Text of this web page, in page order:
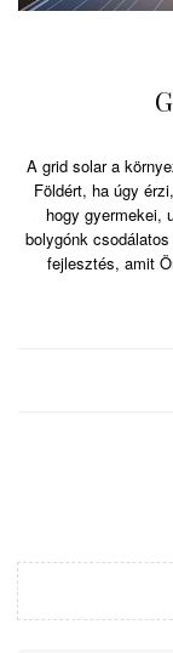
A grid solar a
Földért, ha úgy
hogy gyermekei,
bolygónk
fejlesztés, amit